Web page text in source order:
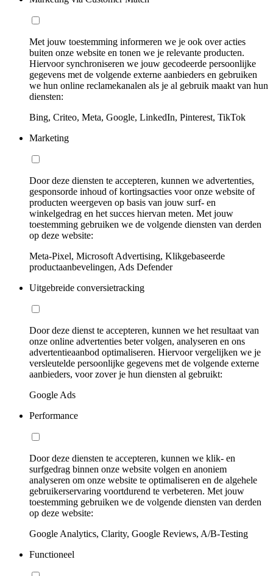
Met jouw toestemming informeren we je ook over acties
buiten onze website en tonen we je relevante producten.
Hiervoor synchroniseren we jouw gecodeerde persoonlijke
gegevens met de volgende externe aanbieders en gebruiken
we hun online reclamekanalen als je al gebruik maakt van hun
diensten:
Bing, Criteo, Meta, Google, LinkedIn, Pinterest, TikTok
Marketing
Door deze diensten te accepteren, kunnen we advertenties,
gesponsorde inhoud of kortingsacties voor onze website of
producten weergeven op basis van jouw surf- en
winkelgedrag en het succes hiervan meten. Met jouw
toestemming gebruiken we de volgende diensten van derden
op deze website:
Meta-Pixel, Microsoft Advertising, Klikgebaseerde
productaanbevelingen, Ads Defender
Uitgebreide conversietracking
Door deze dienst te accepteren, kunnen we het resultaat van
onze online advertenties beter volgen, analyseren en ons
advertentieaanbod optimaliseren. Hiervoor vergelijken we je
versleutelde persoonlijke gegevens met de volgende externe
aanbieders, voor zover je hun diensten al gebruikt:
Google Ads
Performance
Door deze diensten te accepteren, kunnen we klik- en
surfgedrag binnen onze website volgen en anoniem
analyseren om onze website te optimaliseren en de algehele
gebruikerservaring voortdurend te verbeteren. Met jouw
toestemming gebruiken we de volgende diensten van derden
op deze website:
Google Analytics, Clarity, Google Reviews, A/B-Testing
Functioneel